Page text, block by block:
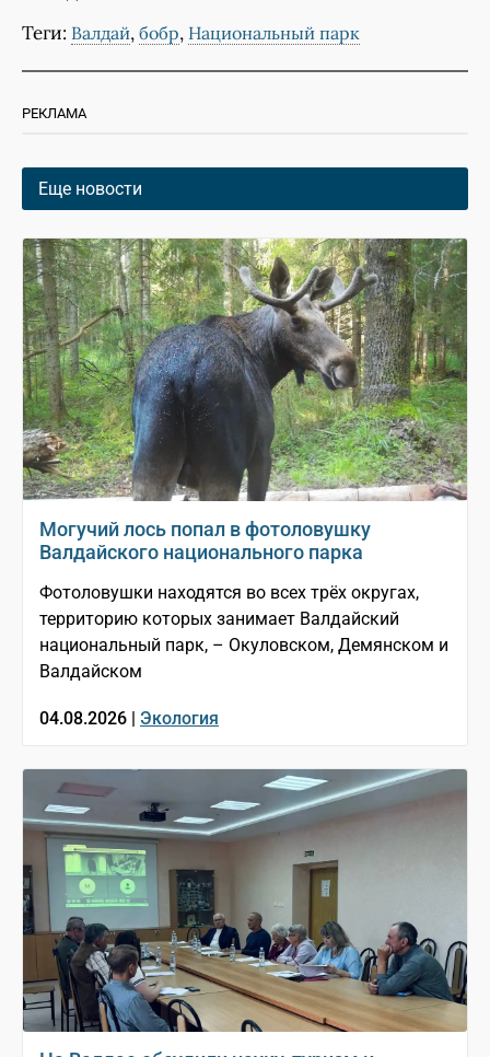
Теги: Валдай, бобр, Национальный парк
РЕКЛАМА
Еще новости
Могучий лось попал в фотоловушку
Валдайского национального парка
Фотоловушки находятся во всех трёх округах,
территорию которых занимает Валдайский
национальный парк, – Окуловском, Демянском и
Валдайском
04.08.2026 | Экология